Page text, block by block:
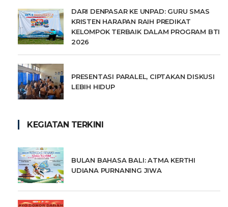
DARI DENPASAR KE UNPAD: GURU SMAS
KRISTEN HARAPAN RAIH PREDIKAT
KELOMPOK TERBAIK DALAM PROGRAM BTI
2026
PRESENTASI PARALEL, CIPTAKAN DISKUSI
LEBIH HIDUP
KEGIATAN TERKINI
BULAN BAHASA BALI: ATMA KERTHI
UDIANA PURNANING JIWA